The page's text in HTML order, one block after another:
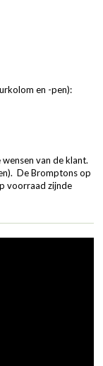
en -pen):
van de klant.
De Bromptons op
voorraad zijnde